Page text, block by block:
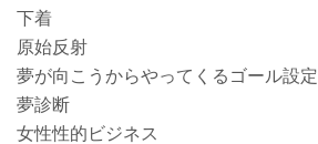
下着
原始反射
夢が向こうからやってくるゴール設定
夢診断
女性性的ビジネス